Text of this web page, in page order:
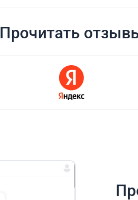
Прочитать